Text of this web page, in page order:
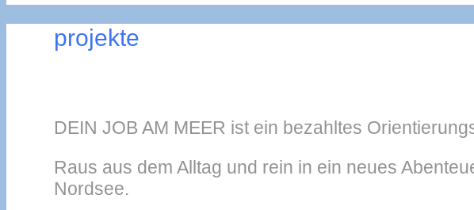
projekte
DEIN JOB AM MEER ist ein bezahltes
Raus aus dem Alltag und rein in ein neues
Nordsee.